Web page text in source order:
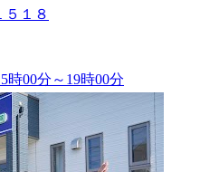
５１８
時00分～19時00分